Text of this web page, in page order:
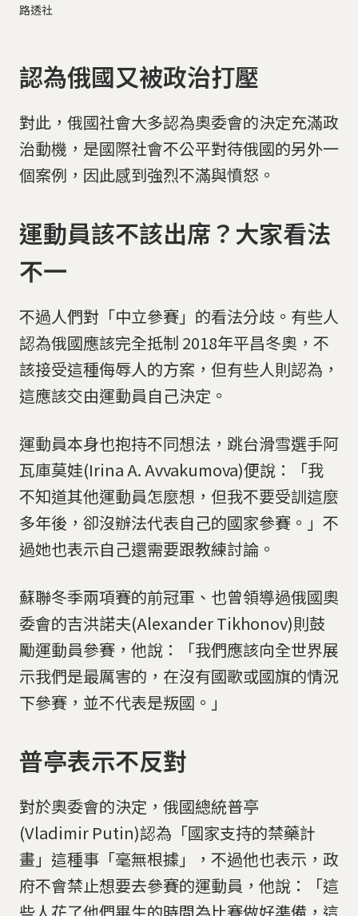
路透社
認為俄國又被政治打壓
對此，俄國社會大多認為奧委會的決定充滿政
治動機，是國際社會不公平對待俄國的另外一
個案例，因此感到強烈不滿與憤怒。
運動員該不該出席？大家看法
不一
不過人們對「中立參賽」的看法分歧。有些人
認為俄國應該完全抵制 2018年平昌冬奧，不
該接受這種侮辱人的方案，但有些人則認為，
這應該交由運動員自己決定。
運動員本身也抱持不同想法，跳台滑雪選手阿
瓦庫莫娃(Irina A. Avvakumova)便說：「我
不知道其他運動員怎麼想，但我不要受訓這麼
多年後，卻沒辦法代表自己的國家參賽。」不
過她也表示自己還需要跟教練討論。
蘇聯冬季兩項賽的前冠軍、也曾領導過俄國奧
委會的吉洪諾夫(Alexander Tikhonov)則鼓
勵運動員參賽，他說：「我們應該向全世界展
示我們是最厲害的，在沒有國歌或國旗的情況
下參賽，並不代表是叛國。」
普亭表示不反對
對於奧委會的決定，俄國總統普亭
(Vladimir Putin)認為「國家支持的禁藥計
畫」這種事「毫無根據」，不過他也表示，政
府不會禁止想要去參賽的運動員，他說：「這